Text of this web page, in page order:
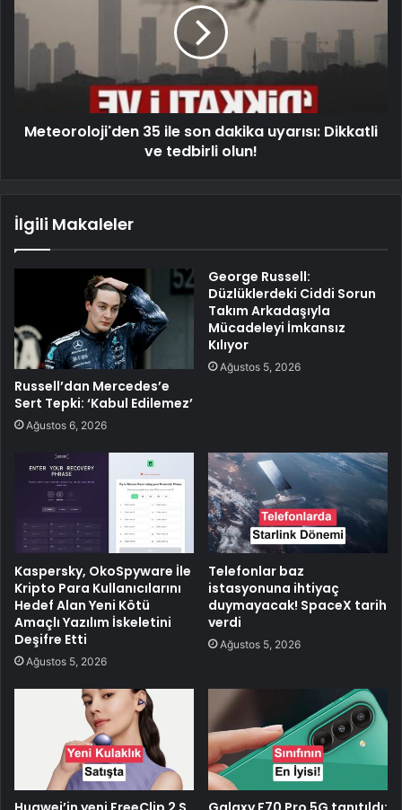
Meteoroloji'den 35 ile son dakika uyarısı: Dikkatli
ve tedbirli olun!
İlgili Makaleler
Russell’dan Mercedes’e
Sert Tepki: ‘Kabul Edilemez’
Ağustos 6, 2026
George Russell:
Düzlüklerdeki Ciddi Sorun
Takım Arkadaşıyla
Mücadeleyi İmkansız
Kılıyor
Ağustos 5, 2026
Kaspersky, OkoSpyware İle
Kripto Para Kullanıcılarını
Hedef Alan Yeni Kötü
Amaçlı Yazılım İskeletini
Deşifre Etti
Ağustos 5, 2026
Telefonlar baz
istasyonuna ihtiyaç
duymayacak! SpaceX tarih
verdi
Ağustos 5, 2026